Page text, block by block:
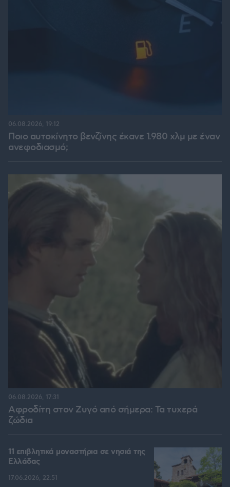
Ποιο αυτοκίνητο βενζίνης έκανε 1.980 χλμ με έναν
ανεφοδιασμό;
06.08.2026, 19:12
Αφροδίτη στον Ζυγό από σήμερα: Τα τυχερά
ζώδια
06.08.2026, 17:31
11 επιβλητικά μοναστήρια σε νησιά της
Ελλάδας
17.06.2026, 22:51